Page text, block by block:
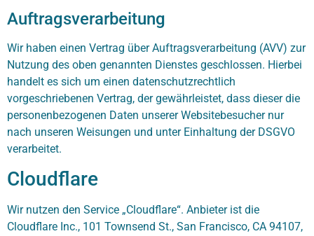
Auftragsverarbeitung
Wir haben einen Vertrag über Auftragsverarbeitung (AVV) zur
Nutzung des oben genannten Dienstes geschlossen. Hierbei
handelt es sich um einen datenschutzrechtlich
vorgeschriebenen Vertrag, der gewährleistet, dass dieser die
personenbezogenen Daten unserer Websitebesucher nur
nach unseren Weisungen und unter Einhaltung der DSGVO
verarbeitet.
Cloudflare
Wir nutzen den Service „Cloudflare“. Anbieter ist die
Cloudflare Inc., 101 Townsend St., San Francisco, CA 94107,